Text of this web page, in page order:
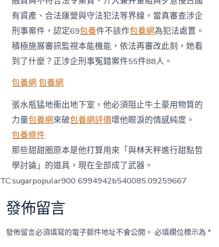
有資產、合法運營與守法犯法等界線，當真審查涉企
刑事案件，認定69包養件不該作包養網為犯法處置。
積極施展審訊監視本能機能，依法再審改此刻，她看
到了什麼？正涉企刑事冤錯案件55件88人。
包養網 包養網
張水瓶猛地衝出地下室，他必須阻止牛土豪用物質的
力量包養網來破包養網評價壞他眼淚的情感純度。
包養條件
那些甜甜圈原本是他打算用來「與林天秤進行甜點哲
學討論」的道具，現在全部成了武器。
TC:sugarpopular900 6994942b540085.09259667
發佈留言
發佈留言必須填寫的電子郵件地址不會公開。 必填欄位標示為*